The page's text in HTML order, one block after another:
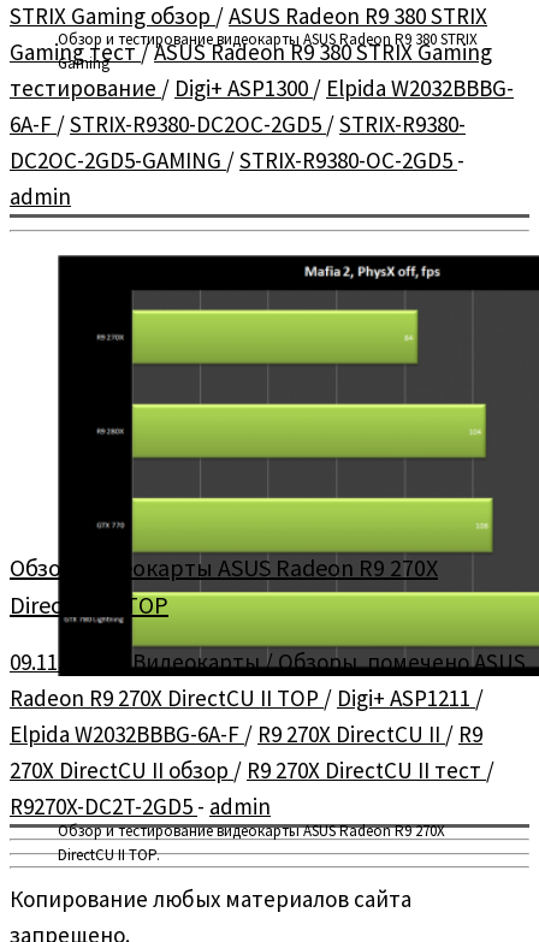
Обзор и тестирование видеокарты ASUS Radeon R9 380 STRIX
Gaming
STRIX Gaming обзор /ASUS Radeon R9 380 STRIX
Gaming тест/ASUS Radeon R9 380 STRIX Gaming
тестирование / Digi+ ASP1300 / Elpida W2032BBBG-
6A-F /STRIX-R9380-DC2OC-2GD5 /STRIX-R9380-
DC2OC-2GD5-GAMING /STRIX-R9380-OC-2GD5 -
admin
Обзор и тестирование видеокарты ASUS Radeon R9 270X
DirectCU II TOP.
Обзор видеокарты ASUS Radeon R9 270X
DirectCU II TOP
09.11.2013 вВидеокарты/ОбзорыпомеченоASUS
Radeon R9 270X DirectCU II TOP / Digi+ ASP1211 /
Elpida W2032BBBG-6A-F / R9 270X DirectCU II / R9
270X DirectCU II обзор / R9 270X DirectCU II тест /
R9270X-DC2T-2GD5 - admin
Копирование любых материалов сайта
запрещено.